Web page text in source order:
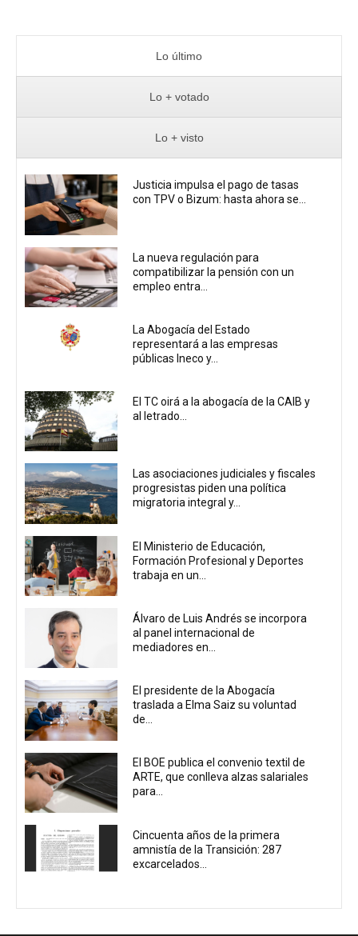
Lo último
Lo + votado
Lo + visto
Justicia impulsa el pago de tasas
con TPV o Bizum: hasta ahora se...
La nueva regulación para
compatibilizar la pensión con un
empleo entra...
La Abogacía del Estado
representará a las empresas
públicas Ineco y...
El TC oirá a la abogacía de la CAIB y
al letrado...
Las asociaciones judiciales y fiscales
progresistas piden una política
migratoria integral y...
El Ministerio de Educación,
Formación Profesional y Deportes
trabaja en un...
Álvaro de Luis Andrés se incorpora
al panel internacional de
mediadores en...
El presidente de la Abogacía
traslada a Elma Saiz su voluntad
de...
El BOE publica el convenio textil de
ARTE, que conlleva alzas salariales
para...
Cincuenta años de la primera
amnistía de la Transición: 287
excarcelados...